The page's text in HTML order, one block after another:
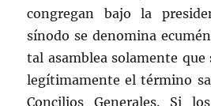
congregan bajo la
sínodo se denomina
tal asamblea solamente que
legítimamente el término
Concilios Generales. Si